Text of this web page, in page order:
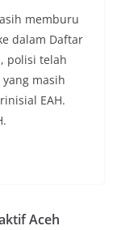
memburu
dalam Daftar
polisi telah
masih
EAH.
Aceh